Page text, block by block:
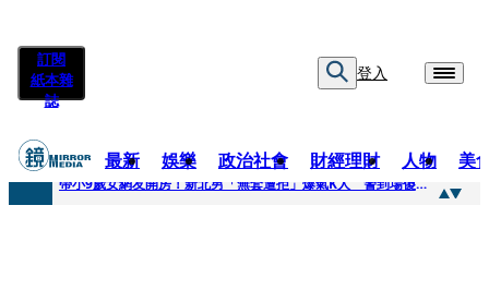
訂閱
紙本雜
誌
登入
最新 娛樂 政治社會 財經理財 人物 美
快訊
帶小9歲女網友開房！新北男「無套遭拒」爆氣K人 警到場傻眼搜到手銬、改造槍